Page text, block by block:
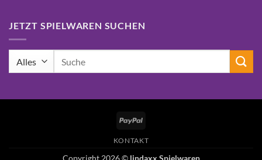
JETZT SPIELWAREN SUCHEN
PayPal
KONTAKT